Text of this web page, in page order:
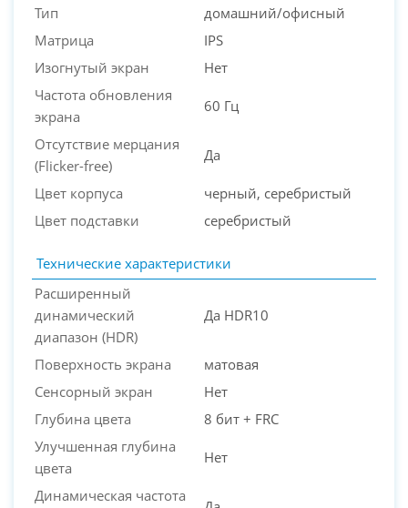
Тип
домашний/офисный
Матрица
IPS
Изогнутый экран
Нет
Частота обновления
экрана
60 Гц
Отсутствие мерцания
(Flicker-free)
Да
Цвет корпуса
черный, серебристый
Цвет подставки
серебристый
Технические характеристики
Расширенный
динамический
диапазон (HDR)
Да HDR10
Поверхность экрана
матовая
Сенсорный экран
Нет
Глубина цвета
8 бит + FRC
Улучшенная глубина
цвета
Нет
Динамическая частота